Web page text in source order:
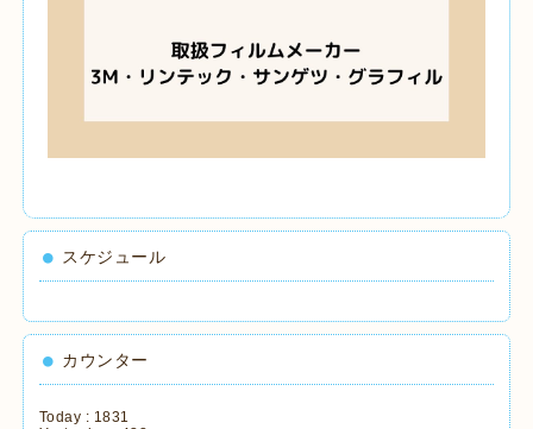
スケジュール
カウンター
Today : 1831